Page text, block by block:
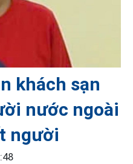
khách sạn
nước ngoài
người